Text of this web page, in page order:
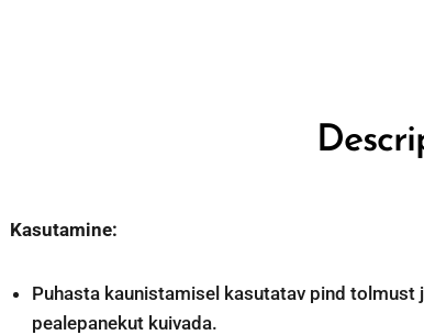
Kasutamine:
Puhasta kaunistamisel kasutatav pind
pealepanekut kuivada.